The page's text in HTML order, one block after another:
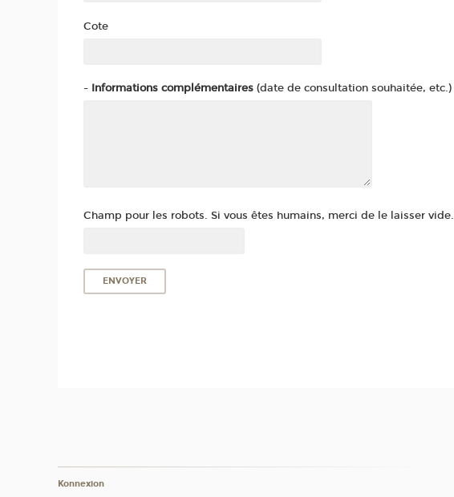
Cote
- Informations complémentaires (date de consultation souhaitée, etc.)
Champ pour les robots. Si vous êtes humains, merci de le laisser vide.
Konnexion